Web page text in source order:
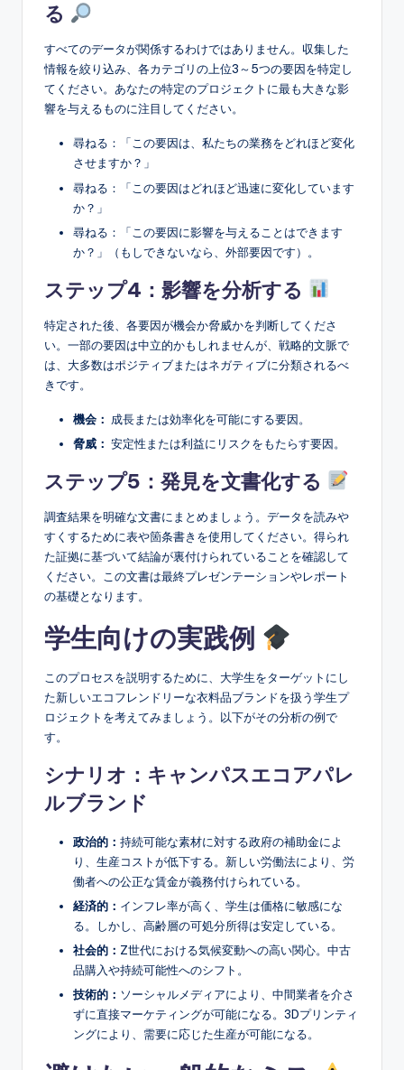
る
すべてのデータが関係するわけではありません。収集した
情報を絞り込み、各カテゴリの上位3～5つの要因を特定し
てください。あなたの特定のプロジェクトに最も大きな影
響を与えるものに注目してください。
尋ねる：「この要因は、私たちの業務をどれほど変化
させますか？」
尋ねる：「この要因はどれほど迅速に変化しています
か？」
尋ねる：「この要因に影響を与えることはできます
か？」（もしできないなら、外部要因です）。
ステップ4：影響を分析する
特定された後、各要因が機会か脅威かを判断してくださ
い。一部の要因は中立的かもしれませんが、戦略的文脈で
は、大多数はポジティブまたはネガティブに分類されるべ
きです。
機会： 成長または効率化を可能にする要因。
脅威： 安定性または利益にリスクをもたらす要因。
ステップ5：発見を文書化する
調査結果を明確な文書にまとめましょう。データを読みや
すくするために表や箇条書きを使用してください。得られ
た証拠に基づいて結論が裏付けられていることを確認して
ください。この文書は最終プレゼンテーションやレポート
の基礎となります。
学生向けの実践例
このプロセスを説明するために、大学生をターゲットにし
た新しいエコフレンドリーな衣料品ブランドを扱う学生プ
ロジェクトを考えてみましょう。以下がその分析の例で
す。
シナリオ：キャンパスエコアパレ
ルブランド
政治的： 持続可能な素材に対する政府の補助金によ
り、生産コストが低下する。新しい労働法により、労
働者への公正な賃金が義務付けられている。
経済的： インフレ率が高く、学生は価格に敏感にな
る。しかし、高齢層の可処分所得は安定している。
社会的： Z世代における気候変動への高い関心。中古
品購入や持続可能性へのシフト。
技術的： ソーシャルメディアにより、中間業者を介さ
ずに直接マーケティングが可能になる。3Dプリンティ
ングにより、需要に応じた生産が可能になる。